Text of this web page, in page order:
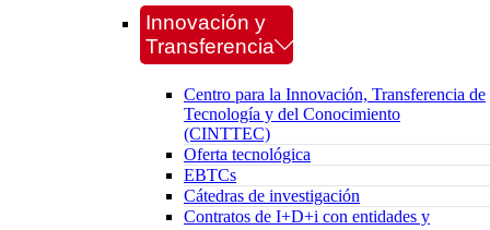
Innovación y
Transferencia
Centro para la Innovación, Transferencia de
Tecnología y del Conocimiento
(CINTTEC)
Oferta tecnológica
EBTCs
Cátedras de investigación
Contratos de I+D+i con entidades y